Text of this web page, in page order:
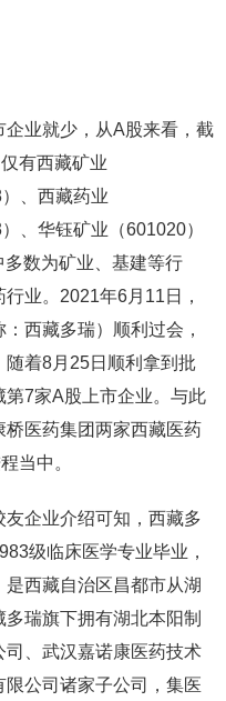
业就少，从A股来看，截
有西藏矿业
、西藏药业
、华钰矿业（601020）
数为矿业、基建等行
业。2021年6月11日，
西藏多瑞）顺利过会，
着8月25日顺利拿到批
7家A股上市企业。与此
桥医药集团两家西藏医药
当中。
企业介绍可知，西藏多
级临床医学专业毕业，
西藏自治区昌都市从湖
瑞旗下拥有湖北本阳制
、武汉嘉诺康医药技术
公司诸家子公司，集医